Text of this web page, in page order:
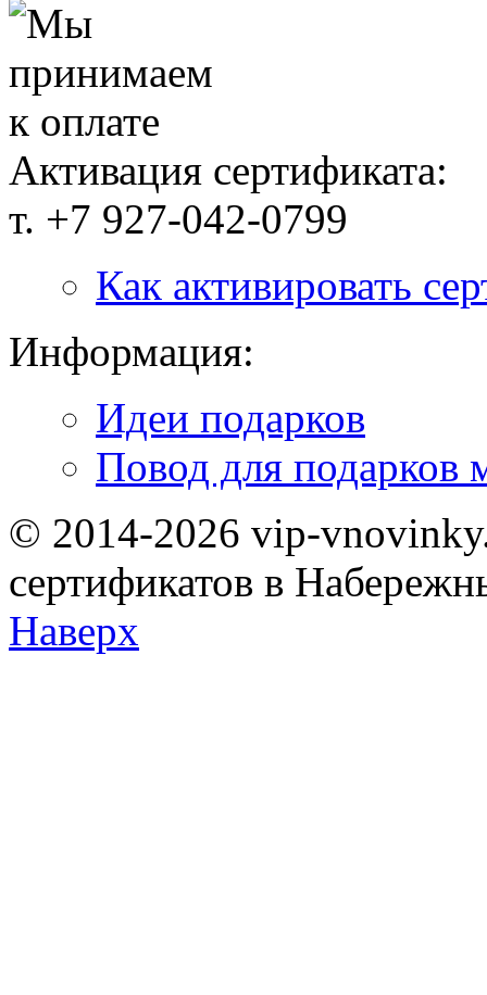
Активация сертификата:
т. +7 927-042-0799
Как активировать
Информация:
Идеи подарков
Повод для
© 2014-2026 vip-
сертификатов в
Наверх